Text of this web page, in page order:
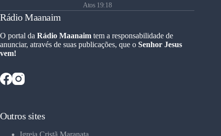
Atos 19:18
Rádio Maanaim
O portal da Rádio Maanaim tem a responsabilidade de
anunciar, através de suas publicações, que o Senhor Jesus
vem!
Outros sites
Igreja Cristã Maranata